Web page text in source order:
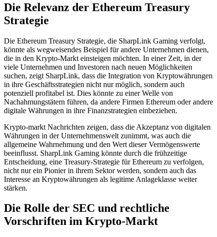
Die Relevanz der Ethereum Treasury
Strategie
Die Ethereum Treasury Strategie, die SharpLink Gaming verfolgt,
könnte als wegweisendes Beispiel für andere Unternehmen dienen,
die in den Krypto-Markt einsteigen möchten. In einer Zeit, in der
viele Unternehmen und Investoren nach neuen Möglichkeiten
suchen, zeigt SharpLink, dass die Integration von Kryptowährungen
in ihre Geschäftsstrategien nicht nur möglich, sondern auch
potenziell profitabel ist. Dies könnte zu einer Welle von
Nachahmungstätern führen, da andere Firmen Ethereum oder andere
digitale Währungen in ihre Finanzstrategien einbeziehen.
Krypto-markt Nachrichten zeigen, dass die Akzeptanz von digitalen
Währungen in der Unternehmenswelt zunimmt, was auch die
allgemeine Wahrnehmung und den Wert dieser Vermögenswerte
beeinflusst. SharpLink Gaming könnte durch die frühzeitige
Entscheidung, eine Treasury-Strategie für Ethereum zu verfolgen,
nicht nur ein Pionier in ihrem Sektor werden, sondern auch das
Interesse an Kryptowährungen als legitime Anlageklasse weiter
stärken.
Die Rolle der SEC und rechtliche
Vorschriften im Krypto-Markt